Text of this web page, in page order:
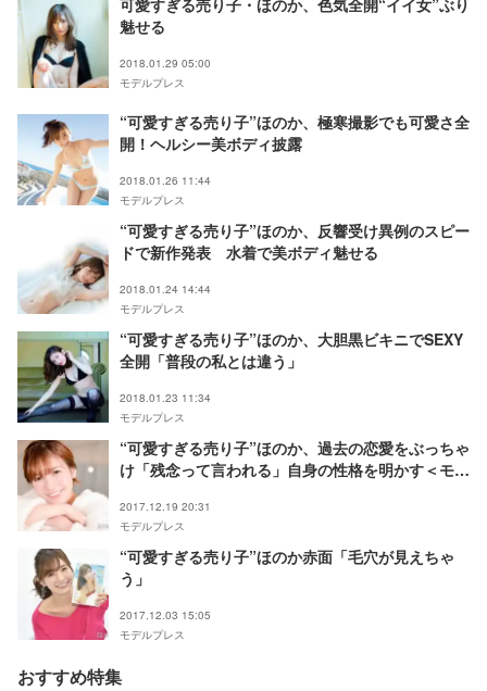
可愛すぎる売り子・ほのか、色気全開“イイ女”ぶり
魅せる
2018.01.29 05:00
モデルプレス
“可愛すぎる売り子”ほのか、極寒撮影でも可愛さ全
開！ヘルシー美ボディ披露
2018.01.26 11:44
モデルプレス
“可愛すぎる売り子”ほのか、反響受け異例のスピー
ドで新作発表 水着で美ボディ魅せる
2018.01.24 14:44
モデルプレス
“可愛すぎる売り子”ほのか、大胆黒ビキニでSEXY
全開「普段の私とは違う」
2018.01.23 11:34
モデルプレス
“可愛すぎる売り子”ほのか、過去の恋愛をぶっちゃ
け「残念って言われる」自身の性格を明かす＜モデ
2017.12.19 20:31
モデルプレス
“可愛すぎる売り子”ほのか赤面「毛穴が見えちゃ
う」
2017.12.03 15:05
モデルプレス
おすすめ特集